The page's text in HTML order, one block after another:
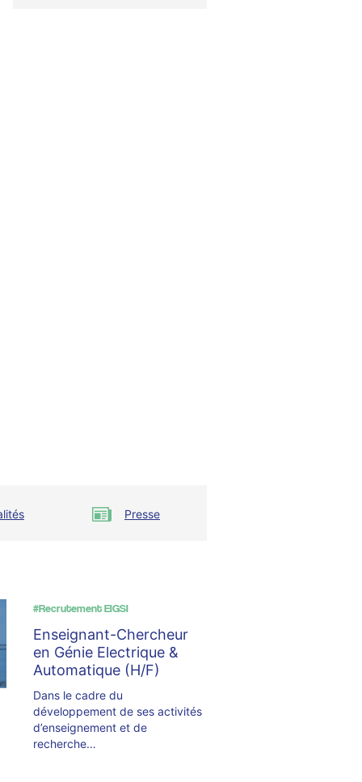
Presse
#Recrutement EIGSI
Enseignant-Chercheur
en Génie Electrique &
Automatique (H/F)
Dans le cadre du
développement de ses activités
d’enseignement et de
recherche…